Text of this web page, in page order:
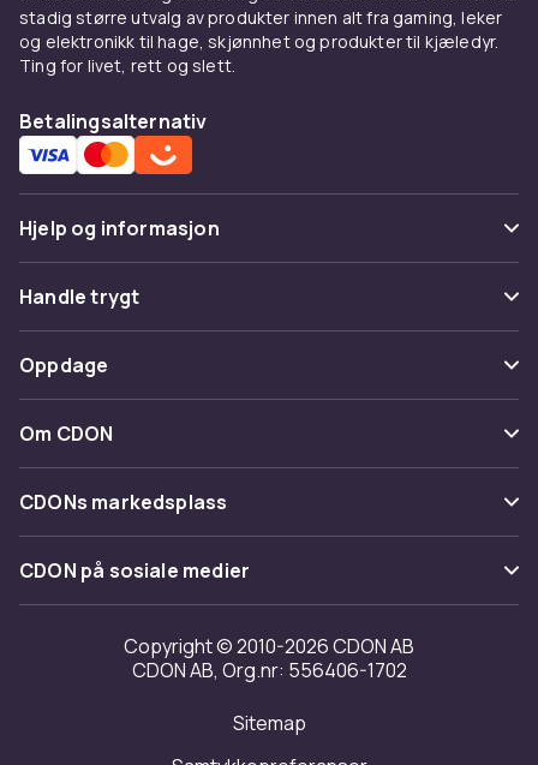
stadig større utvalg av produkter innen alt fra gaming, leker
og elektronikk til hage, skjønnhet og produkter til kjæledyr.
Ting for livet, rett og slett.
Betalingsalternativ
Hjelp og informasjon
Vanlige spørsmål
Spor pakke
Angre & returner her
Kontakt oss
Handle trygt
Betaling
Levering
Tilbakekallinger
Oppdage
Kategorier
Varemerker
Om CDON
Om oss
Kundeanmeldelser
Jobbe på CDON
Investor relations
Tilgjengelighet
CDONs markedsplass
Merchant Help Center
CDON på sosiale medier
Copyright © 2010-2026 CDON AB
CDON AB, Org.nr: 556406-1702
Sitemap